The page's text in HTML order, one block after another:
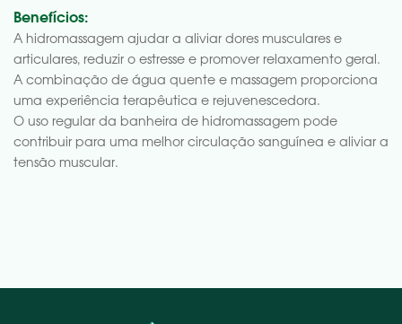
Benefícios:
A hidromassagem ajudar a aliviar dores musculares e
articulares, reduzir o estresse e promover relaxamento geral.
A combinação de água quente e massagem proporciona
uma experiência terapêutica e rejuvenescedora.
O uso regular da banheira de hidromassagem pode
contribuir para uma melhor circulação sanguínea e aliviar a
tensão muscular.